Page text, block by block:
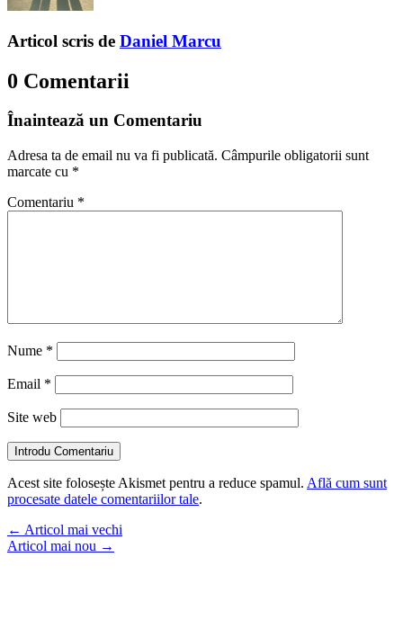
Articol scris de Daniel Marcu
0 Comentarii
Înaintează un Comentariu
Adresa ta de email nu va fi publicată. Câmpurile obligatorii sunt
marcate cu *
Comentariu *
Nume *
Email *
Site web
Introdu Comentariu
Acest site folosește Akismet pentru a reduce spamul. Află cum sunt
procesate datele comentariilor tale.
← Articol mai vechi
Articol mai nou →